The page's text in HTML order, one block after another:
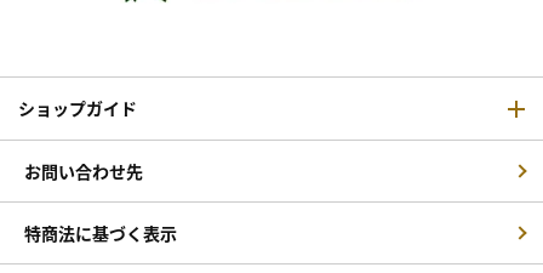
ショップガイド
お問い合わせ先
特商法に基づく表示